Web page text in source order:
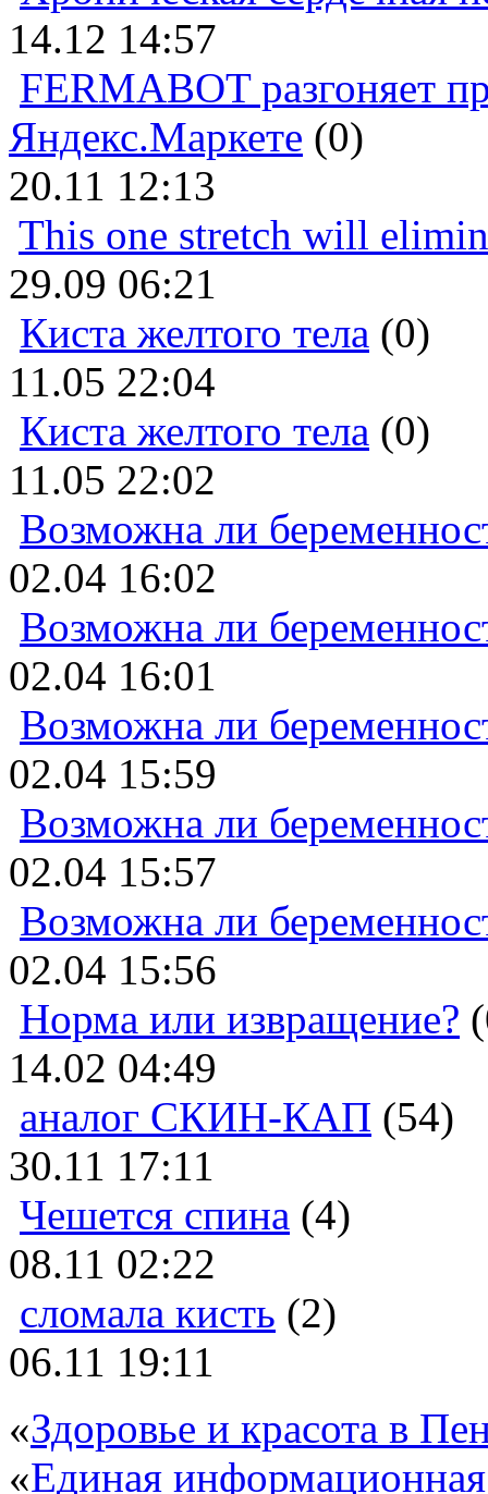
14.12 14:57
FERMABOT разгоняет
Яндекс.Маркете (0)
20.11 12:13
This one stretch will
29.09 06:21
Киста желтого тела (0)
11.05 22:04
Киста желтого тела (0)
11.05 22:02
Возможна ли
02.04 16:02
Возможна ли
02.04 16:01
Возможна ли
02.04 15:59
Возможна ли
02.04 15:57
Возможна ли
02.04 15:56
Норма или извращение?
14.02 04:49
аналог СКИН-КАП (54)
30.11 17:11
Чешется спина (4)
08.11 02:22
сломала кисть (2)
06.11 19:11
«Здоровье и красота в
«Единая